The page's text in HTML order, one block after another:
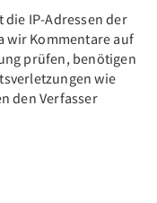
IP-Adressen der
wir Kommentare auf
prüfen, benötigen
wie
den Verfasser